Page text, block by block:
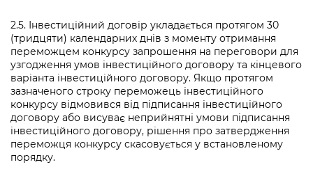
2.5. Інвестиційний договір укладається протягом 30
(тридцяти) календарних днів з моменту отримання
переможцем конкурсу запрошення на переговори для
узгодження умов інвестиційного договору та кінцевого
варіанта інвестиційного договору. Якщо протягом
зазначеного строку переможець інвестиційного
конкурсу відмовився від підписання інвестиційного
договору або висуває неприйнятні умови підписання
інвестиційного договору, рішення про затвердження
переможця конкурсу скасовується у встановленому
порядку.